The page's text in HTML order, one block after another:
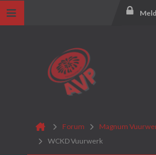
Forum
Magnum
WCKD Vuurwerk